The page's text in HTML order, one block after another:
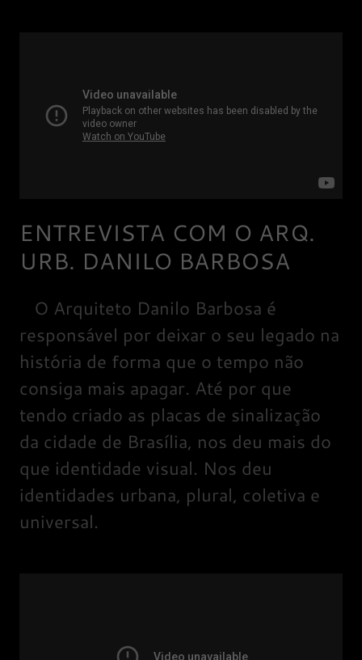
ENTREVISTA COM O ARQ.
URB. DANILO BARBOSA
O Arquiteto Danilo Barbosa é
responsável por deixar o seu legado na
história de forma que o tempo não
consiga mais apagar. Até por que
tendo criado as placas de sinalização
da cidade de Brasília, nos deu mais do
que identidade visual. Nos deu
identidades urbana, plural, coletiva e
universal.